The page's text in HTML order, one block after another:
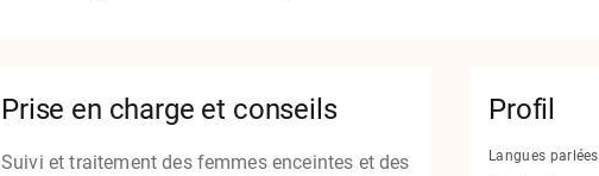
Prise en charge et conseils
Suivi et traitement des femmes enceintes et des
Profil
Langues parlées